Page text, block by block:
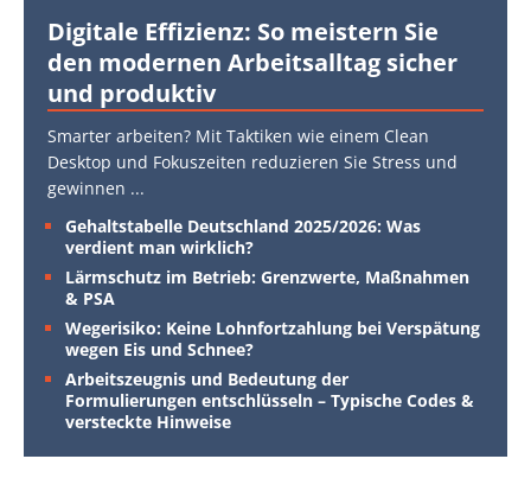
Digitale Effizienz: So meistern Sie
den modernen Arbeitsalltag sicher
und produktiv
Smarter arbeiten? Mit Taktiken wie einem Clean
Desktop und Fokuszeiten reduzieren Sie Stress und
gewinnen ...
Gehaltstabelle Deutschland 2025/2026: Was
verdient man wirklich?
Lärmschutz im Betrieb: Grenzwerte, Maßnahmen
& PSA
Wegerisiko: Keine Lohnfortzahlung bei Verspätung
wegen Eis und Schnee?
Arbeitszeugnis und Bedeutung der
Formulierungen entschlüsseln – Typische Codes &
versteckte Hinweise